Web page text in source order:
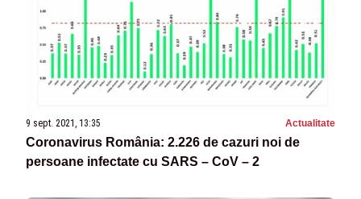
9 sept. 2021, 13:35 Actualitate
Coronavirus România: 2.226 de cazuri noi de
persoane infectate cu SARS – CoV – 2